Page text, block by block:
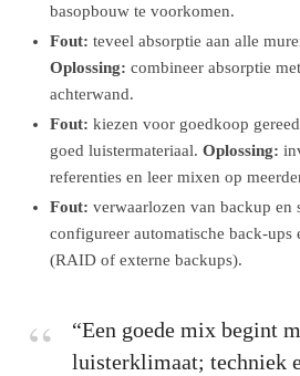
basopbouw te voorkomen.
Fout: teveel absorptie aan alle
Oplossing: combineer absorptie
achterwand.
Fout: kiezen voor goedkoop
goed luistermateriaal. Oplossing:
referenties en leer mixen op
Fout: verwaarlozen van backup en
configureer automatische back-ups
(RAID of externe backups).
“Een goede mix begint
luisterklimaat; techniek